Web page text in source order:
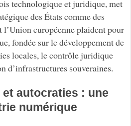
technologique et juridique, met
des États comme des
l’Union européenne plaident pour
fondée sur le développement de
locales, le contrôle juridique
d’infrastructures souveraines.
autocraties : une
numérique